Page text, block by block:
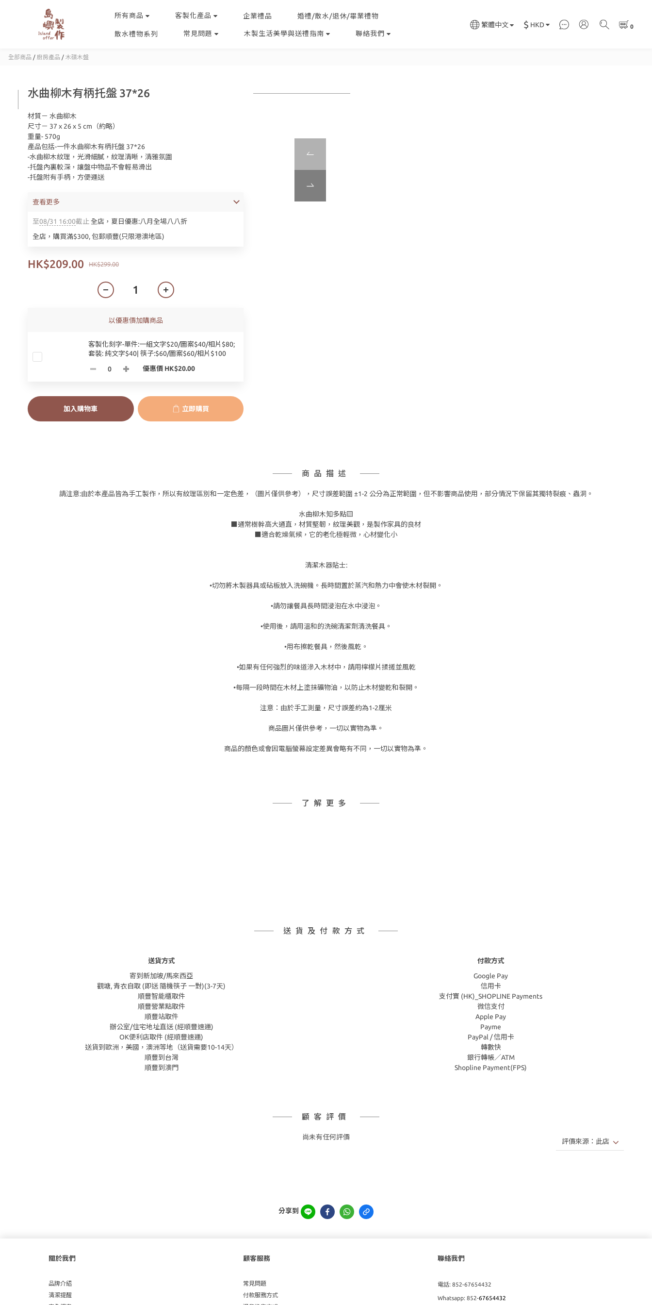
所有商品 客製化產品 企業禮品 婚禮/散水/退休/畢業禮物
散水禮物系列 常見問題 木製生活美學與送禮指南 聯絡我們
繁體中文 $ HKD
全部商品 / 廚房產品 / 木碟木盤
水曲柳木有柄托盤 37*26
材質－ 水曲柳木
尺寸－ 37 x 26 x 5 cm（約略）
重量- 570g
產品包括-一件水曲柳木有柄托盤 37*26
-水曲柳木紋理，光滑細膩，紋理清晰，清雅氛圍
-托盤內裏較深，讓盤中物品不會輕易滑出
-托盤附有手柄，方便運送
至08/31 16:00截止全店，夏日優惠:八月全場八八折
全店，購買滿$300, 包郵順豐(只限港澳地區)
查看更多
HK$299.00
HK$209.00
以優惠價加購商品
客製化刻字-單件:一組文字$20/圖案$40/相片$80;
套裝: 純文字$40| 筷子:$60/圖案$60/相片$100
優惠價 HK$20.00
加入購物車 立即購買
商品描述
請注意:由於本產品皆為手工製作，所以有紋理區別和一定色差，（圖片僅供參考），尺寸誤差範圍 ±1-2 公分為正常範圍，但不影響商品使用，部分情況下保留其獨特裂痕、蟲洞。
水曲柳木知多點▧
■通常樹幹高大通直，材質堅韌，紋理美觀，是製作家具的良材
■適合乾燥氣候，它的老化極輕微，心材變化小
清潔木器貼士:
•切勿將木製器具或砧板放入洗碗機。長時間置於蒸汽和熱力中會使木材裂開。
•請勿讓餐具長時間浸泡在水中浸泡。
•使用後，請用溫和的洗碗清潔劑清洗餐具。
•用布擦乾餐具，然後風乾。
•如果有任何強烈的味道滲入木材中，請用檸檬片揉搓並風乾
•每隔一段時間在木材上塗抹礦物油，以防止木材變乾和裂開。
注意：由於手工測量，尺寸誤差約為1-2厘米
商品圖片僅供參考，一切以實物為準。
商品的顏色或會因電腦螢幕設定差異會略有不同，一切以實物為準。
了解更多
送貨及付款方式
送貨方式
寄到新加坡/馬來西亞
觀塘, 青衣自取 (即送 隨機筷子 一對)(3-7天)
順豐智能櫃取件
順豐營業點取件
順豐站取件
辦公室/住宅地址直送 (經順豐速運)
OK便利店取件 (經順豐速運)
送貨到歐洲，美國，澳洲等地（送貨需要10-14天）
順豐到台灣
順豐到澳門
付款方式
Google Pay
信用卡
支付寶 (HK)_SHOPLINE Payments
微信支付
Apple Pay
Payme
PayPal / 信用卡
轉數快
銀行轉帳／ATM
Shopline Payment(FPS)
顧客評價
尚未有任何評價
分享到
關於我們
品牌介紹
清潔提醒
顧客服務
常見問題
付款服務方式
聯絡我們
電話: 852-67654432
Whatsapp: 852-67654432